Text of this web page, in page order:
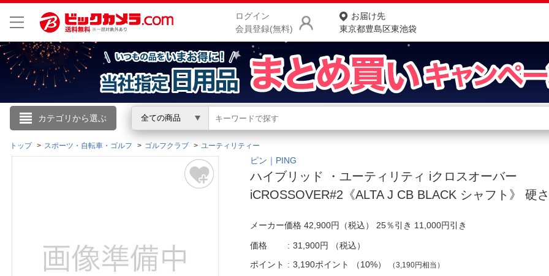
ログイン
会員登録(無料)
お届け先
東京都豊島区東池袋
カテゴリから選ぶ 全ての商品
こんにちは
ログイン
閲覧履歴
商品をさがす
ランキングからさがす
お客様サポート
トップ スポーツ・自転車・ゴルフ ゴルフクラブ ユーティリティー
ピン｜PING
ハイブリッド ・ユーティリティ iクロスオーバー
iCROSSOVER#2《ALTA J CB BLACK シャフト》 硬
メーカー価格 42,900円（税込） 25％引き 11,000円引き
価格 31,900円
（税込）
ポイント
3,190ポイント （10%） （3,190円相当）